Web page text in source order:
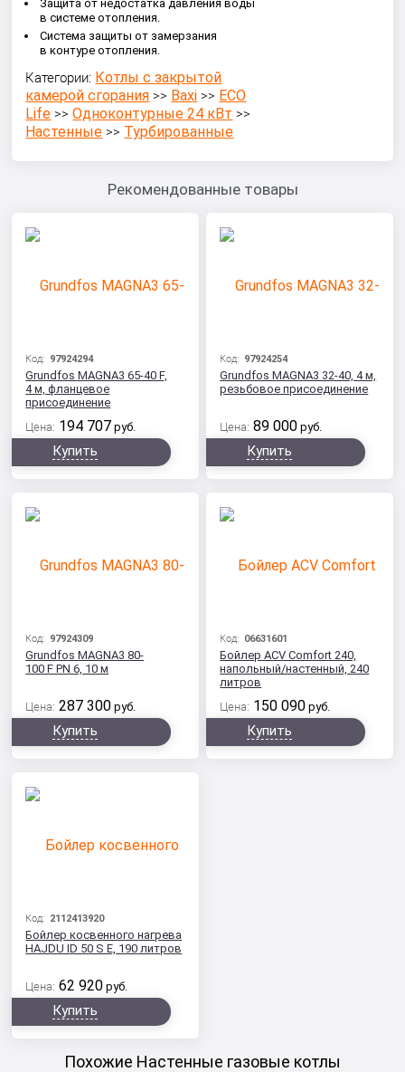
Защита от недостатка давления воды
в системе отопления.
Система защиты от замерзания
в контуре отопления.
Категории: Котлы с закрытой
камерой сгорания >> Baxi >> ECO
Life >>Одноконтурные 24 кВт >>
Настенные >> Турбированные
Рекомендованные товары
Код: 97924294
Grundfos MAGNA3 65-40 F,
4 м, фланцевое
присоединение
Цена: 194 707 руб.
Купить
Код: 97924254
Grundfos MAGNA3 32-40, 4 м,
резьбовое присоединение
Цена: 89 000 руб.
Купить
Код: 97924309
Grundfos MAGNA3 80-
100 F PN 6, 10 м
Цена: 287 300 руб.
Купить
Код: 06631601
Бойлер ACV Comfort 240,
напольный/настенный, 240
литров
Цена: 150 090 руб.
Купить
Код: 2112413920
Бойлер косвенного нагрева
HAJDU ID 50 S E, 190 литров
Цена: 62 920 руб.
Купить
Похожие Настенные газовые котлы